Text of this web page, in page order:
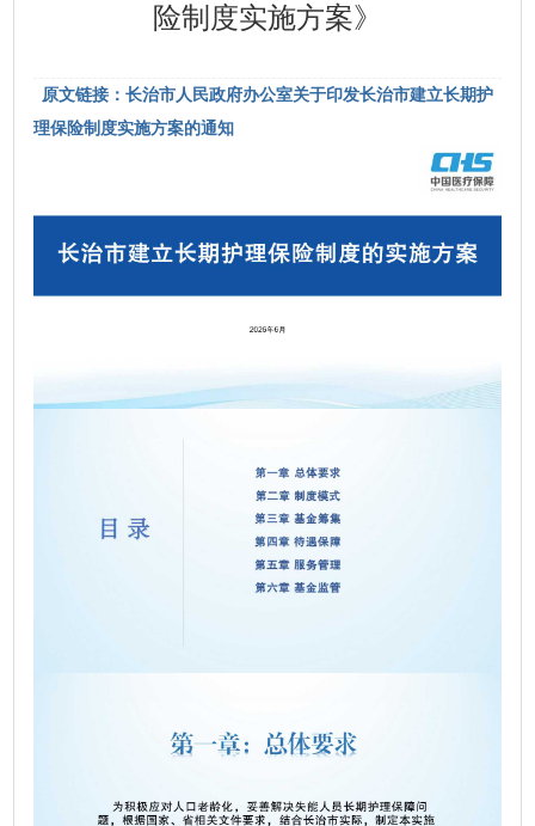
险制度实施方案》
原文链接：长治市人民政府办公室关于印发长治市建立长期护
理保险制度实施方案的通知